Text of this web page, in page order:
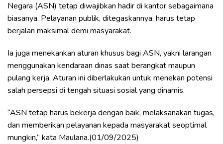
Negara (ASN) tetap diwajibkan hadir di kantor sebagaimana
biasanya. Pelayanan publik, ditegaskannya, harus tetap
berjalan maksimal demi masyarakat.
Ia juga menekankan aturan khusus bagi ASN, yakni larangan
menggunakan kendaraan dinas saat berangkat maupun
pulang kerja. Aturan ini diberlakukan untuk menekan potensi
salah persepsi di tengah situasi sosial yang dinamis.
“ASN tetap harus bekerja dengan baik, melaksanakan tugas,
dan memberikan pelayanan kepada masyarakat seoptimal
mungkin,” kata Maulana.(01/09/2025)